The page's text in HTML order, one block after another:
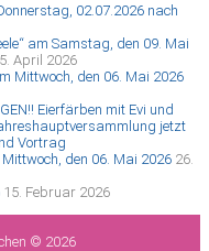
02.07.2026 nach
am Samstag, den 09. Mai
April 2026
Mittwoch, den 06. Mai 2026
Eierfärben mit Evi und
jetzt
Vortrag
den 06. Mai 2026 26.
15. Februar 2026
© 2026